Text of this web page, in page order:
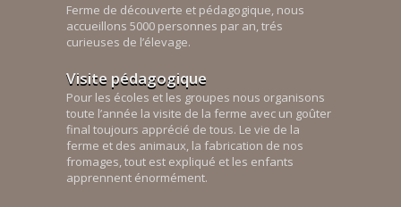
Ferme de découverte et pédagogique, nous
accueillons 5000 personnes par an, trés
curieuses de l’élevage.
Visite pédagogique
Pour les écoles et les groupes nous organisons
toute l’année la visite de la ferme avec un goûter
final toujours apprécié de tous. Le vie de la
ferme et des animaux, la fabrication de nos
fromages, tout est expliqué et les enfants
apprennent énormément.